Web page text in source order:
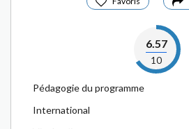
6.57
10
Pédagogie du programme
International